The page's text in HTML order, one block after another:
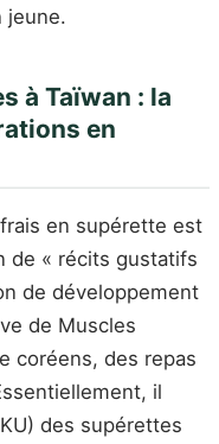
jeune.
à Taïwan : la
en
en supérette est
de « récits gustatifs
de développement
de Muscles
coréens, des repas
il
des supérettes